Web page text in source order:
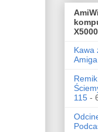
X5000
115 -